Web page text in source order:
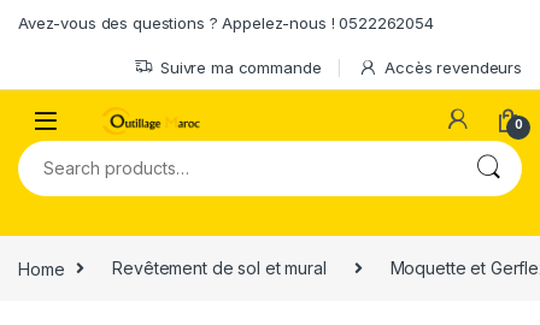
Avez-vous des questions ? Appelez-nous ! 0522262054
Suivre ma commande Accès revendeurs
0
Search for:
Home Revêtement de sol et mural Moquette et